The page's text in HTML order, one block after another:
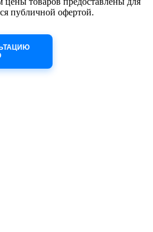
публичной офертой.